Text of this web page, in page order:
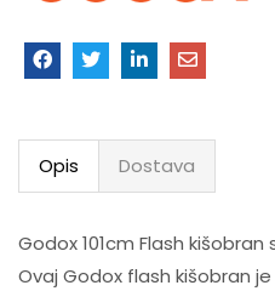
Opis Dostava
Godox 101cm Flash
Ovaj Godox flash kišobran